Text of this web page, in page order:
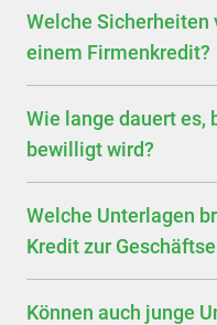
Welche Sicherheiten
einem Firmenkredit?
Wie lange dauert es,
bewilligt wird?
Welche Unterlagen
Kredit zur
Können auch junge